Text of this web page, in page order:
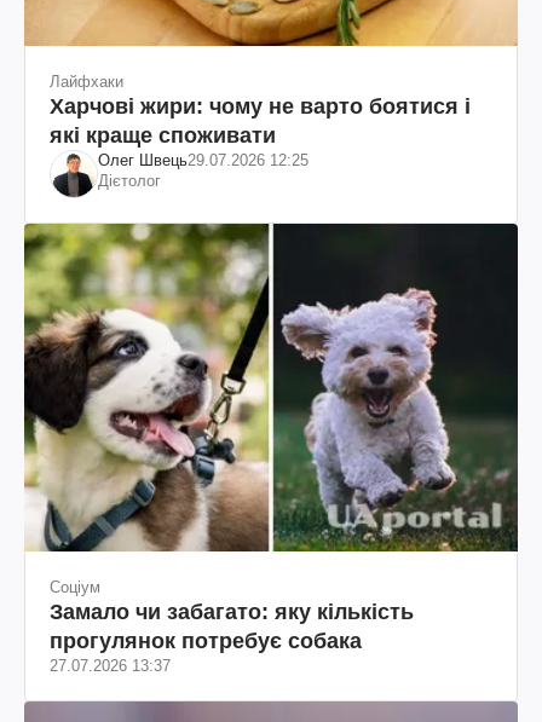
Лайфхаки
Харчові жири: чому не варто боятися і
які краще споживати
Олег Швець29.07.2026 12:25
Дієтолог
Соціум
Замало чи забагато: яку кількість
прогулянок потребує собака
27.07.2026 13:37